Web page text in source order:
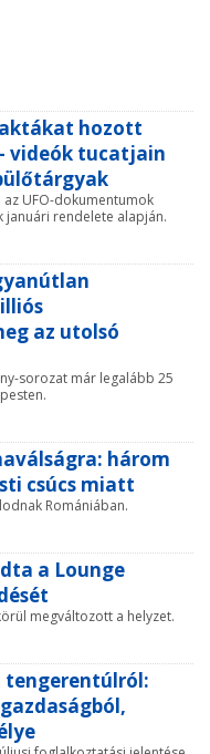
hozott
videók tucatjain
UFO-dokumentumok
januári rendelete alapján.
az utolsó
sorozat már legalább 25
három
csúcs miatt
Romániában.
a Lounge
megváltozott a helyzet.